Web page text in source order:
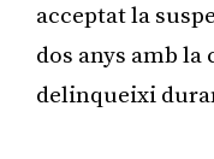
acceptat la
dos anys amb la
delinqueixi